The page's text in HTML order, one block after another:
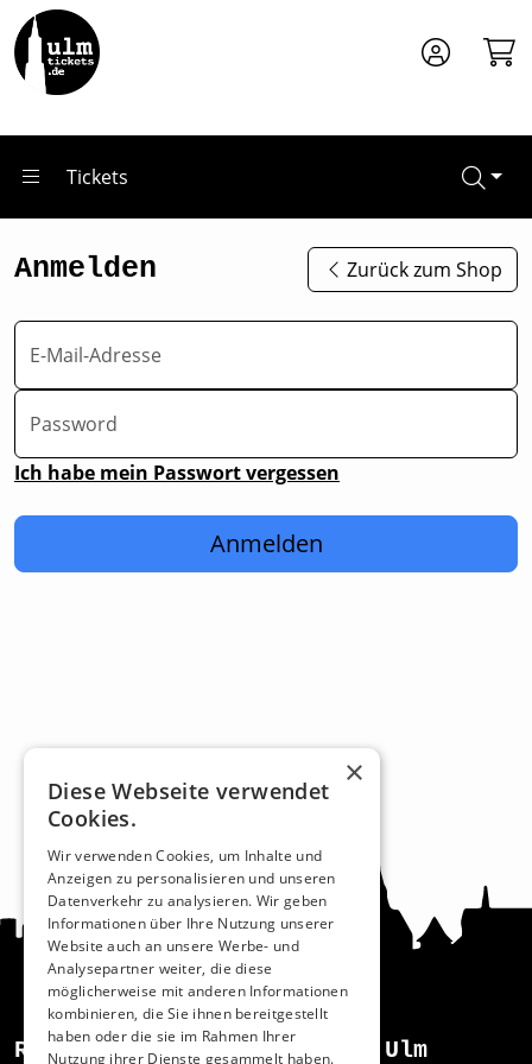
Zum Hauptinhalt springen
Tickets
Anmelden Zurück zum Shop
E-Mail-Adresse
Password
Ich habe mein Passwort vergessen
Anmelden
Recht und Ordnung Ulm
×
Diese Webseite verwendet
Cookies.
Wir verwenden Cookies, um Inhalte und
Anzeigen zu personalisieren und unseren
Datenverkehr zu analysieren. Wir geben
Informationen über Ihre Nutzung unserer
Website auch an unsere Werbe- und
Analysepartner weiter, die diese
möglicherweise mit anderen Informationen
kombinieren, die Sie ihnen bereitgestellt
haben oder die sie im Rahmen Ihrer
Nutzung ihrer Dienste gesammelt haben.